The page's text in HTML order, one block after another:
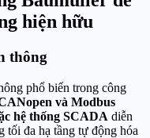
hiện hữu
thông
phổ biến trong công
và Modbus
hệ thống SCADA diễn
tối đa hạ tầng tự động hóa